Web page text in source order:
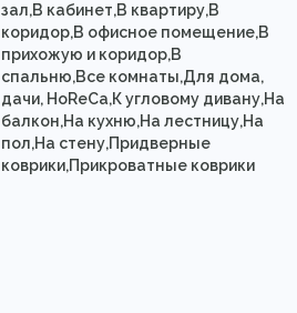
зал,В кабинет,В квартиру,В
коридор,В офисное помещение,В
прихожую и коридор,В
спальню,Все комнаты,Для дома,
дачи, HoReCa,К угловому дивану,На
балкон,На кухню,На лестницу,На
пол,На стену,Придверные
коврики,Прикроватные коврики